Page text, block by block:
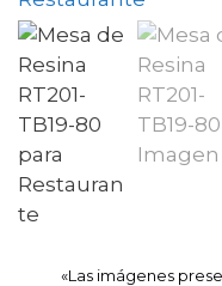
«Las imágenes